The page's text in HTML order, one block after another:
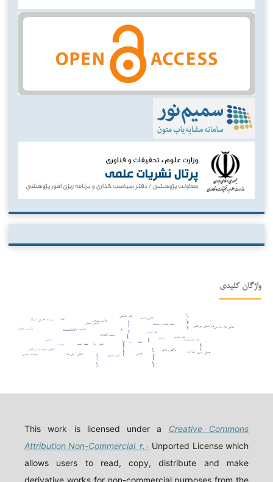
واژگان کلیدی
ثبات سیاسی
توسعه اقتصادی
فساد
درگیری داخلی
ریسک مصادره سرمایه
ثبوت
اثبات
تعهدات
حقوق ایران
حقوق فرانسه
مطالعه تطبیقی
رفتار غیرمتعارف
تقلب تجاری
قراردادهای بین‌المللی
حسن نیت
اتحادیه اروپا
کاهش ارزش پول
نظام بانکی ایران
فقه اسلامی
ربا
تعدیل تعهدات پولی
عدالت معاوضی
دیه
قصاص
ولد الزنا
فقه امامیه
مذهب حنفی
جنایت
فقه تطبیقی
اوانجلیست‌ها
سیاست خارجی آمریکا
ترامپ
اسرائیل انتقال سفارت به اورشلیم
پیمان ابراهیم
افترقی سازی
دادرسی عادلانه چالش های دادرسی
سیاست کیفری
اتانازی
This work is licensed under a Creative Commons
Attribution Non-Commercial ۴.۰ Unported License which
allows users to read, copy, distribute and make